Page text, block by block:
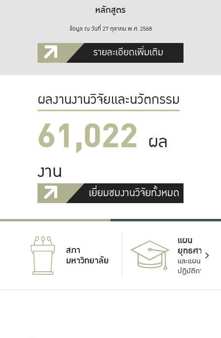
หลักสูตร
ข้อมูล ณ วันที่ 27 ตุลาคม พ.ศ. 2568
รายละเอียดเพิ่มเติม
ผลงานงานวิจัยและนวัตกรรม
61,022 ผล
งาน
เยี่ยมชมงานวิจัยทั้งหมด
สภา
มหาวิทยาลัย
แผน
ยุทธศาสตร์
และแผน
ปฏิบัติการ